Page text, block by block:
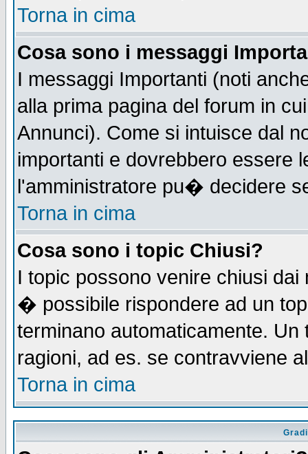
Torna in cima
Cosa sono i messaggi
I messaggi Importanti (noti
alla prima pagina del forum in
Annunci). Come si intuisce dal
importanti e dovrebbero essere
l'amministratore pu� decidere
Torna in cima
Cosa sono i topic Chiusi?
I topic possono venire chiusi
� possibile rispondere ad un
terminano automaticamente.
ragioni, ad es. se contravviene
Torna in cima